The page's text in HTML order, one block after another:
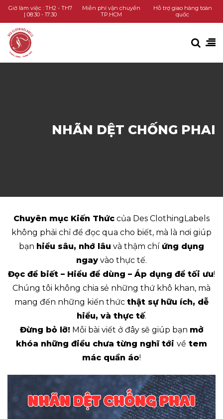
Giờ làm việc : TH2 - TH7
| 08:30 - 17:30
Miễn phí vận chuyển
TP.HCM
Hỗ trợ giao hàng toàn
quốc
NHÃN DỆT CHỐNG PHAI
Chuyên mục Kiến Thức của Des ClothingLabels
không phải chỉ để đọc qua cho biết, mà là nơi giúp
bạn hiểu sâu, nhớ lâu và thậm chí ứng dụng
ngay vào thực tế.
Đọc để biết – Hiểu để dùng – Áp dụng để tối ưu!
Chúng tôi không chia sẻ những thứ khô khan, mà
mang đến những kiến thức thật sự hữu ích, dễ
hiểu, và thực tế.
Đừng bỏ lỡ! Mỗi bài viết ở đây sẽ giúp bạn mở
khóa những điều chưa từng nghĩ tới về tem
mác quần áo!
TRANG CHỦ
DANH MỤC SẢN PHẨM
KIẾN THỨC
GỌI HOTLINE